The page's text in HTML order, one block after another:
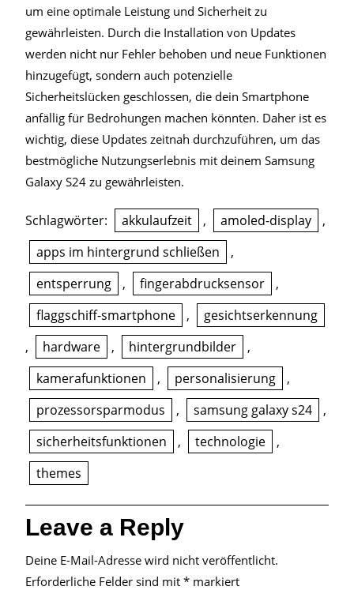
um eine optimale Leistung und Sicherheit zu
gewährleisten. Durch die Installation von Updates
werden nicht nur Fehler behoben und neue Funktionen
hinzugefügt, sondern auch potenzielle
Sicherheitslücken geschlossen, die dein Smartphone
anfällig für Bedrohungen machen könnten. Daher ist es
wichtig, diese Updates zeitnah durchzuführen, um das
bestmögliche Nutzungserlebnis mit deinem Samsung
Galaxy S24 zu gewährleisten.
Schlagwörter: akkulaufzeit , amoled-display
,
apps im hintergrund schließen
,
entsperrung
, fingerabdrucksensor
,
flaggschiff-smartphone
,
gesichtserkennung
,
hardware , hintergrundbilder
,
kamerafunktionen
, personalisierung
,
prozessorsparmodus
, samsung galaxy s24
,
sicherheitsfunktionen
, technologie
,
themes
Leave a Reply
Deine E-Mail-Adresse wird nicht veröffentlicht.
Erforderliche Felder sind mit * markiert